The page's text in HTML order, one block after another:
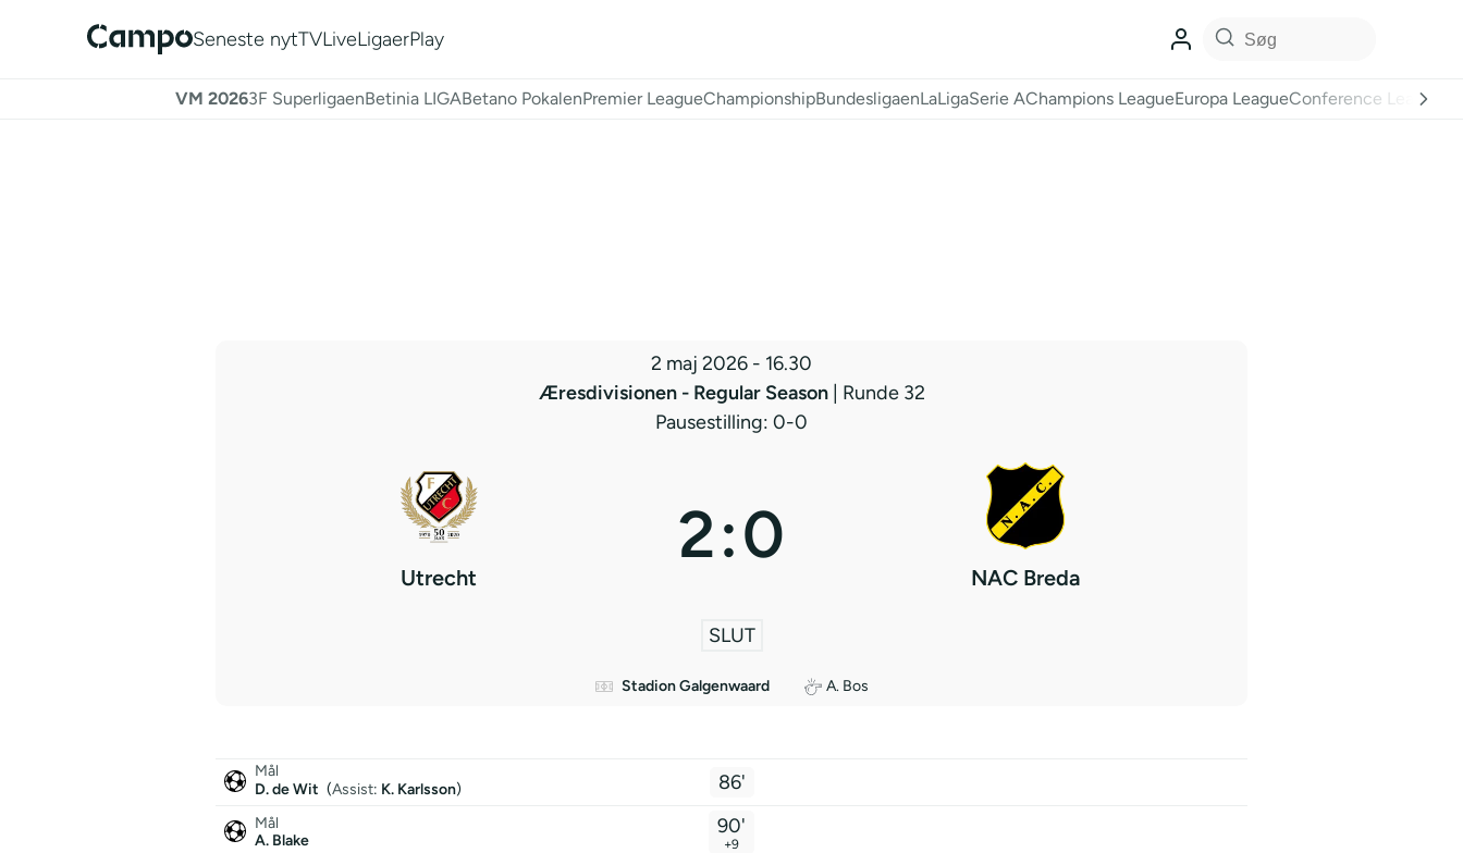
Seneste nytTVLiveLigaerPlay
VM 20263F SuperligaenBetinia LIGABetano PokalenPremier LeagueChampionshipBundesligaenLaLigaSerie AChampions LeagueEuropa LeagueConference League
2 maj 2026 - 16.30
Æresdivisionen - Regular Season
| Runde 32
Pausestilling: 0-0
Utrecht
2:0
NAC Breda
SLUT
Stadion Galgenwaard A. Bos
Mål
D. de Wit (Assist: K. Karlsson) 86'
Mål
A. Blake
90'
+9